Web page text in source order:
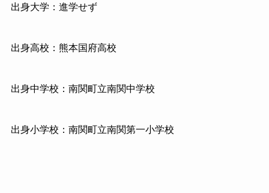
出身大学：進学せず
出身高校：熊本国府高校
出身中学校：南関町立南関中学校
出身小学校：南関町立南関第一小学校